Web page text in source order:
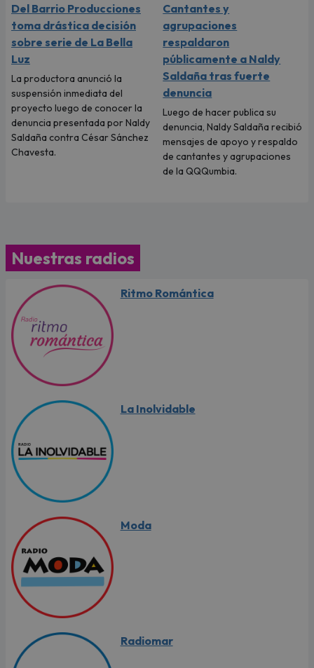
Del Barrio Producciones
toma drástica decisión
sobre serie de La Bella
Luz
La productora anunció la
suspensión inmediata del
proyecto luego de conocer la
denuncia presentada por Naldy
Saldaña contra César Sánchez
Chavesta.
Cantantes y
agrupaciones
respaldaron
públicamente a Naldy
Saldaña tras fuerte
denuncia
Luego de hacer publica su
denuncia, Naldy Saldaña recibió
mensajes de apoyo y respaldo
de cantantes y agrupaciones
de la QQQumbia.
Nuestras radios
Ritmo Romántica
La Inolvidable
Moda
Radiomar